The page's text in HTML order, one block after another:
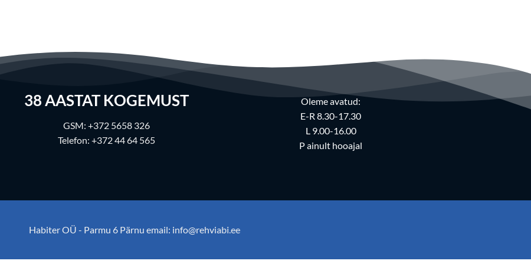
38 AASTAT KOGEMUST
GSM: +372 5658 326
Telefon: +372 44 64 565
Oleme avatud:
E-R 8.30-17.30
L 9.00-16.00
P ainult hooajal
Habiter OÜ - Parmu 6 Pärnu email: info@rehviabi.ee